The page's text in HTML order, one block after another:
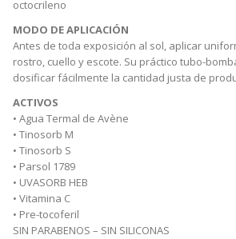
octocrileno
MODO DE APLICACIÓN
Antes de toda exposición al sol, aplicar
rostro, cuello y escote. Su práctico tubo-
dosificar fácilmente la cantidad justa de
ACTIVOS
• Agua Termal de Avène
• Tinosorb M
• Tinosorb S
• Parsol 1789
• UVASORB HEB
• Vitamina C
• Pre-tocoferil
SIN PARABENOS – SIN SILICONAS